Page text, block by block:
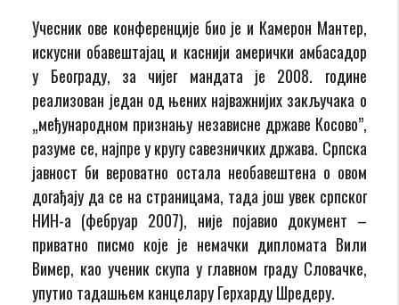
Учесник ове конференције био је и Камерон Мантер,
искусни обавештајац и каснији амерички амбасадор
у Београду, за чијег мандата је 2008. године
реализован један од њених најважнијих закључака о
„међународном признању независне државе Косово”,
разуме се, најпре у кругу савезничких држава. Српска
јавност би вероватно остала необавештена о овом
догађају да се на страницама, тада још увек српског
НИН-а (фебруар 2007), није појавио документ –
приватно писмо које је немачки дипломата Вили
Вимер, као ученик скупа у главном граду Словачке,
упутио тадашњем канцелару Герхарду Шредеру.